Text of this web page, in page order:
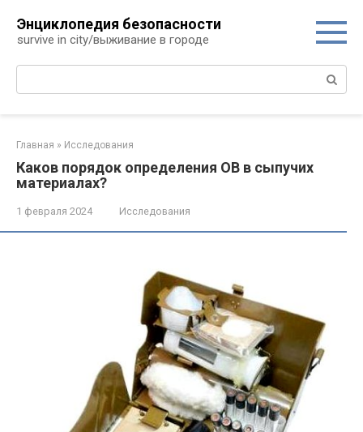
контенту
Энциклопедия безопасности
survive in city/выживание в городе
Поиск:
Главная » Исследования
Каков порядок определения ОВ в сыпучих
материалах?
1 февраля 2024 Исследования